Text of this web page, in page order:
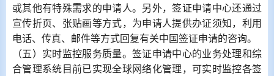
或其他有特殊需求的申请人。另外，签证申请中心还通过
宣传折页、张贴画等方式，为申请人提供办证须知，利用
电话、传真、邮件等方式回复有关中国签证申请的咨询。
（五）实时监控服务质量。签证申请中心的业务处理和综
合管理系统目前已实现全球网络化管理，可实时监控各签